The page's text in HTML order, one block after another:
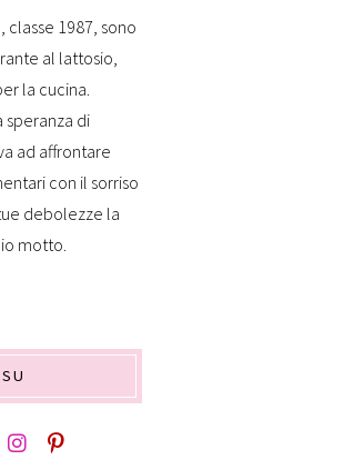
classe 1987, sono
al lattosio,
la cucina.
speranza di
ad affrontare
con il sorriso
debolezze la
motto.